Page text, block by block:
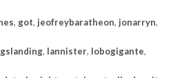
, got, jeofreybaratheon, jonarryn,
, lannister, lobogigante,